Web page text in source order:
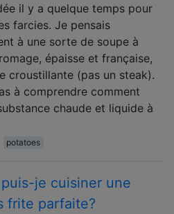
il y a quelque temps pour
farcies. Je pensais
à une sorte de soupe à
épaisse et française,
croustillante (pas un steak).
à comprendre comment
chaude et liquide à
potatoes
je cuisiner une
frite parfaite?